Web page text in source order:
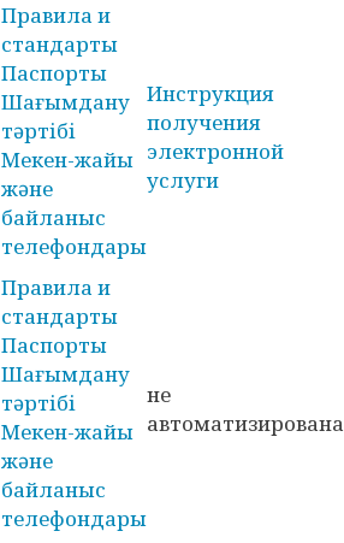
Правила и
стандарты
Паспорты
Шағымдану
тәртібі
Мекен-жайы
және
байланыс
телефондары
Инструкция
получения
электронной
услуги
Правила и
стандарты
Паспорты
Шағымдану
тәртібі
Мекен-жайы
және
байланыс
телефондары
не
автоматизирована